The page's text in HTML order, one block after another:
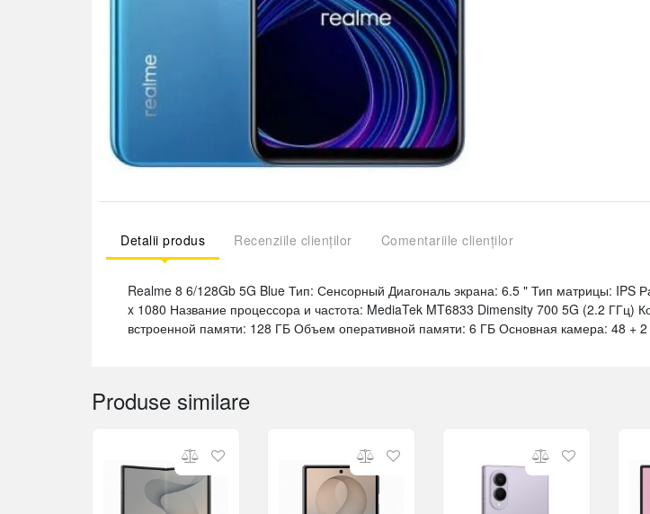
Detalii produs Recenziile clienților Comentariile clienților
Realme 8 6/128Gb 5G Blue Тип: Сенсорный Диагональ экрана: 6.5 " Тип матрицы: IPS
x 1080 Название процессора и частота: MediaTek MT6833 Dimensity 700 5G (2.2 ГГц)
встроенной памяти: 128 ГБ Объем оперативной памяти: 6 ГБ Основная камера: 48 +
Produse similare